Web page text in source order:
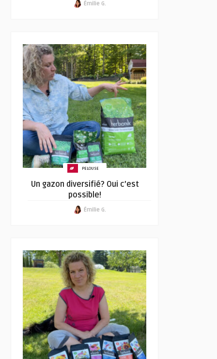
Émilie G.
PELOUSE
Un gazon diversifié? Oui c’est
possible!
Émilie G.